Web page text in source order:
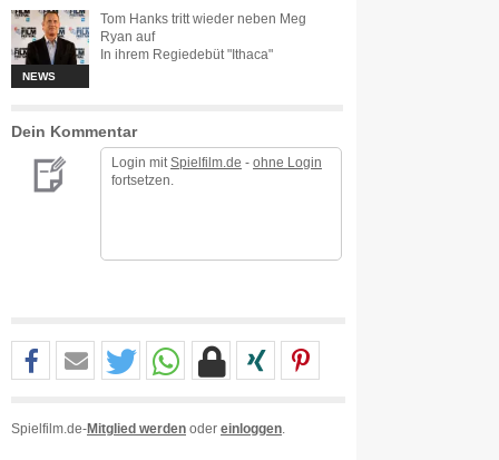
NEWS
Tom Hanks tritt wieder neben Meg
Ryan auf
In ihrem Regiedebüt "Ithaca"
Dein Kommentar
Login mit Spielfilm.de - ohne Login
fortsetzen.
Spielfilm.de-Mitglied werden oder einloggen